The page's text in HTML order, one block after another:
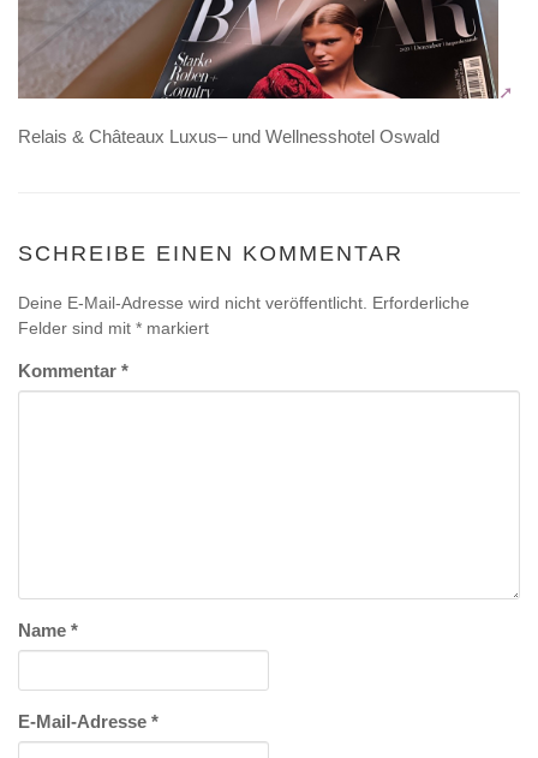
Relais & Châteaux Luxus– und Wellnesshotel Oswald
SCHREIBE EINEN KOMMENTAR
Deine E-Mail-Adresse wird nicht veröffentlicht. Erforderliche
Felder sind mit * markiert
Kommentar *
Name *
E-Mail-Adresse *